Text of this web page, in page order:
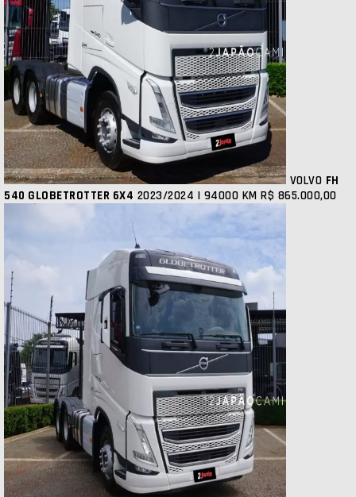
VOLVO FH
540 GLOBETROTTER 6X4 2023/2024 | 94000 KM R$ 865.000,00